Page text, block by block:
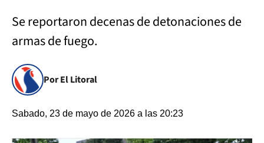
Se reportaron decenas de detonaciones de
armas de fuego.
Por El Litoral
Sabado, 23 de mayo de 2026 a las 20:23